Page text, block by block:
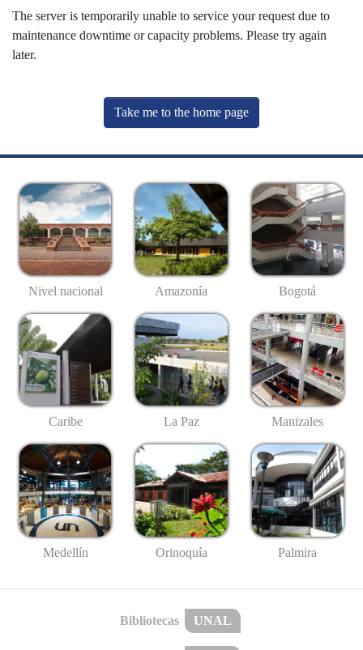
The server is temporarily unable to service your request due to
maintenance downtime or capacity problems. Please try again
later.
Take me to the home page
Nivel nacional Amazonía Bogotá
Caribe La Paz Manizales
Medellín Orinoquía Palmira
Bibliotecas UNAL